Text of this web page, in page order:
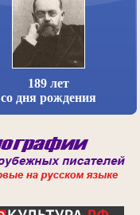
189 лет
со дня рождения